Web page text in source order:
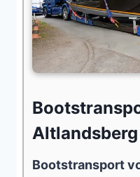
Altlandsberg
Bootstransport